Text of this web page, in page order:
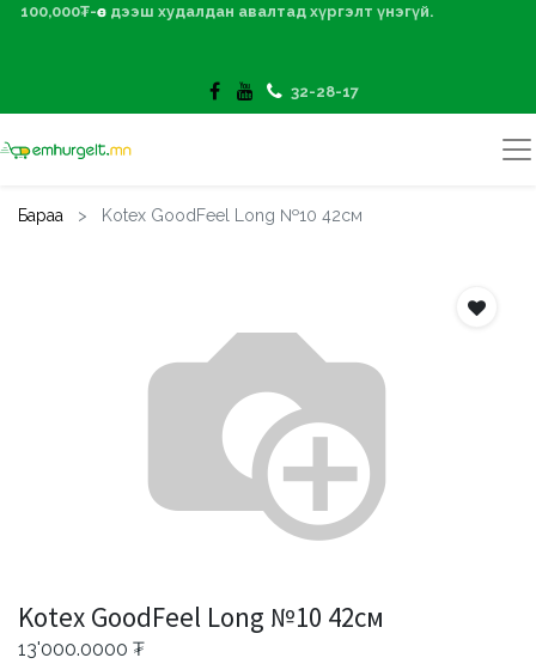
100,000₮-өөс дээш худалдан авалтад хүргэлт үнэгүй.
32-28-17
Бараа Kotex GoodFeel Long №10 42см
Kotex GoodFeel Long №10 42см
13'000.0000 ₮